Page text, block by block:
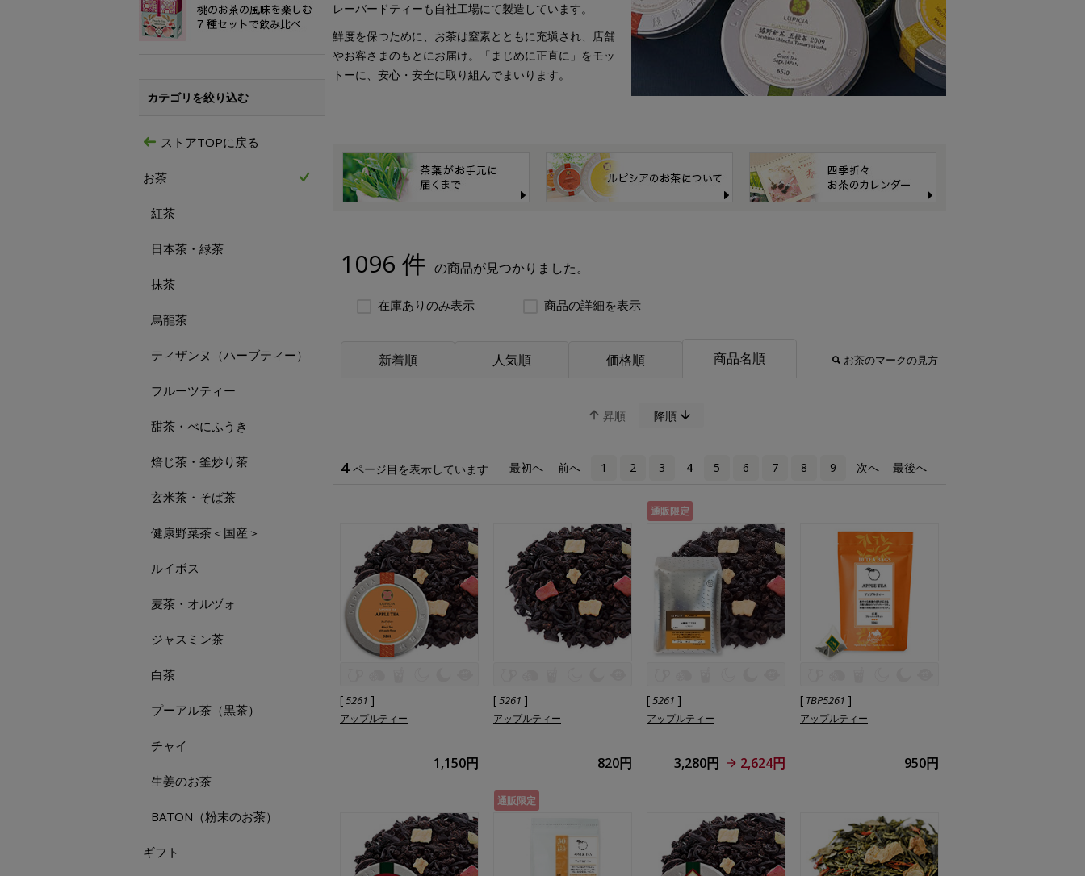
レーバードティーも自社工場にて製造しています。
鮮度を保つために、お茶は窒素とともに充塡され、店舗
やお客さまのもとにお届け。「まじめに正直に」をモッ
トーに、安心・安全に取り組んでまいります。
1096 件 の商品が見つかりました。
在庫ありのみ表示 商品の詳細を表示
新着順 人気順 価格順 商品名順 お茶のマークの見方
昇順 降順
4 ページ目を表示しています 最初へ 前へ 1 2 3 4 5 6 7 8 9 次へ 最後へ
[5261 ]
アップルティー
1,150円
[5261 ]
アップルティー
820円
通販限定
[5261 ]
アップルティー
3,280円 2,624円
[ TBP5261 ]
アップルティー
950円
通販限定
カテゴリを絞り込む
ストアTOPに戻る
お茶
紅茶
日本茶・緑茶
抹茶
烏龍茶
ティザンヌ（ハーブティー）
フルーツティー
甜茶・べにふうき
焙じ茶・釜炒り茶
玄米茶・そば茶
健康野菜茶＜国産＞
ルイボス
麦茶・オルヅォ
ジャスミン茶
白茶
プーアル茶（黒茶）
チャイ
生姜のお茶
BATON（粉末のお茶）
ギフト